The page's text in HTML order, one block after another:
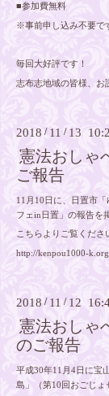
■参加費無料
※事前申し込み不要で
毎回大好評です！
志布志地域の皆様、お
2018 / 11 / 13
憲法おしゃ
ご報告
11月10日に、日置市
フェin日置」の報告を
こちらよりご覧くださ
http://kenpou1000-
2018 / 11 / 12
憲法おしゃ
のご報告
平成30年11月4日に宝
島」（第10回おごじょ